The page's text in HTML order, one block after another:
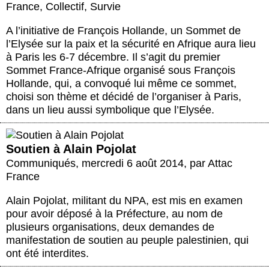
France, Collectif, Survie
A l’initiative de François Hollande, un Sommet de
l’Elysée sur la paix et la sécurité en Afrique aura lieu
à Paris les 6-7 décembre. Il s’agit du premier
Sommet France-Afrique organisé sous François
Hollande, qui, a convoqué lui même ce sommet,
choisi son thème et décidé de l’organiser à Paris,
dans un lieu aussi symbolique que l’Elysée.
Soutien à Alain Pojolat
Communiqués, mercredi 6 août 2014, par Attac
France
Alain Pojolat, militant du NPA, est mis en examen
pour avoir déposé à la Préfecture, au nom de
plusieurs organisations, deux demandes de
manifestation de soutien au peuple palestinien, qui
ont été interdites.